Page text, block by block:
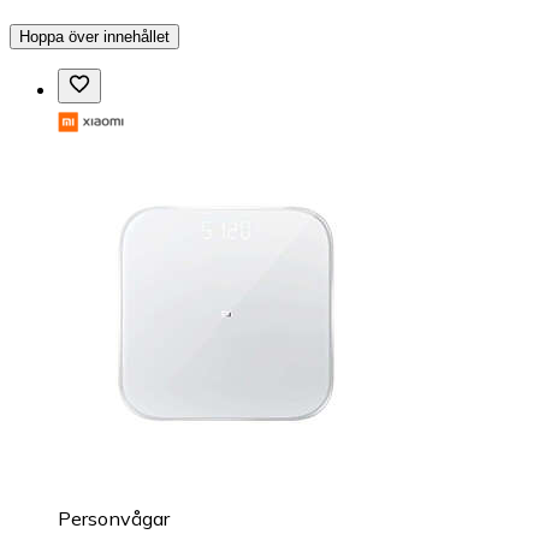
Hoppa över innehållet
Personvågar